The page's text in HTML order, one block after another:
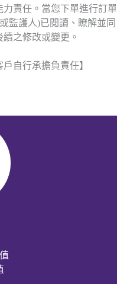
責任。當您下單進行訂單
監護人)已閱讀、瞭解並同
之修改或變更。
自行承擔負責任】